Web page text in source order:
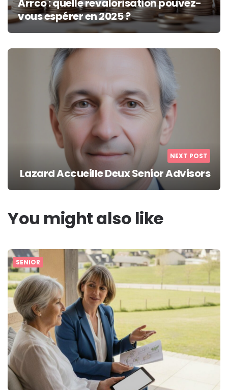
Arrco : quelle revalorisation pouvez-
vous espérer en 2025 ?
NEXT POST
Lazard Accueille Deux Senior Advisors
You might also like
SENIOR